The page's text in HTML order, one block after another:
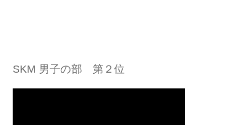
SKM 男子の部 第２位